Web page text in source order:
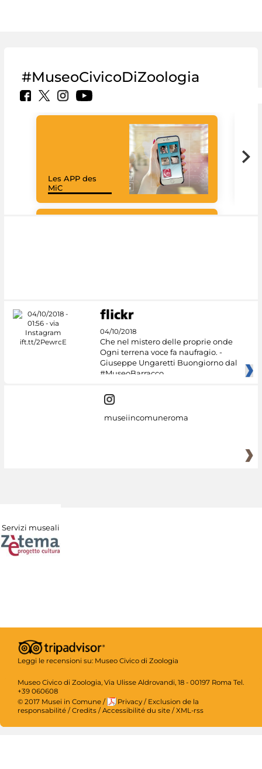
#MuseoCivicoDiZoologia
Les APP des
MiC
04/10/2018
Che nel mistero delle proprie onde
Ogni terrena voce fa naufragio. -
Giuseppe Ungaretti Buongiorno dal
#MuseoBarracco
museiincomuneroma
Servizi museali
Leggi le recensioni su: Museo Civico di Zoologia
Museo Civico di Zoologia, Via Ulisse Aldrovandi, 18 - 00197 Roma Tel.
+39 060608
© 2017 Musei in Comune / Privacy / Exclusion de la
responsabilité /Credits /Accessibilité du site /XML-rss